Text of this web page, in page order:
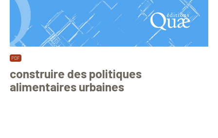
construire des politiques
alimentaires urbaines